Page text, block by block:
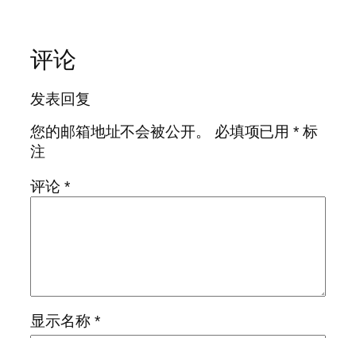
评论
发表回复
您的邮箱地址不会被公开。
必填项已用* 标
注
评论 *
显示名称 *